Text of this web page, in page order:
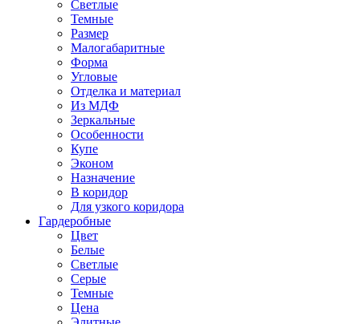
Светлые
Темные
Размер
Малогабаритные
Форма
Угловые
Отделка и материал
Из МДФ
Зеркальные
Особенности
Купе
Эконом
Назначение
В коридор
Для узкого коридора
Гардеробные
Цвет
Белые
Светлые
Серые
Темные
Цена